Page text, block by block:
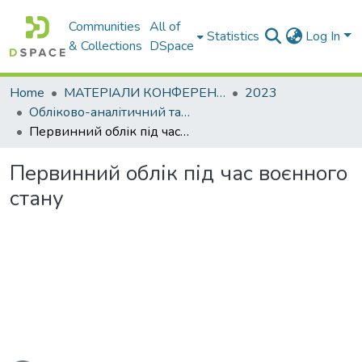
Communities
& Collections
All of
DSpace
Statistics Log In
Home МАТЕРІАЛИ КОНФЕРЕНЦІЙ
2023
Обліково-аналітичний та економіко-фінансовий інструментарій управління сучасним підприємством: міжнародний досвід
Первинний облік під час воєнного стану
Первинний облік під час воєнного
стану